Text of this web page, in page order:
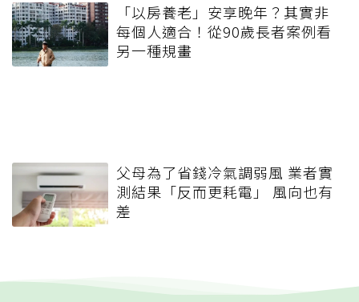
「以房養老」安享晚年？其實非
每個人適合！從90歲長者案例看
另一種規畫
父母為了省錢冷氣調弱風 業者實
測結果「反而更耗電」 風向也有
差